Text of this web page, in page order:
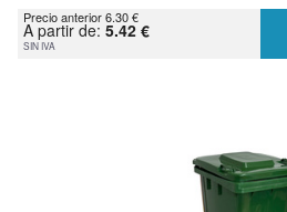
Precio anterior 6.30 €
A partir de: 5.42 €
SIN IVA